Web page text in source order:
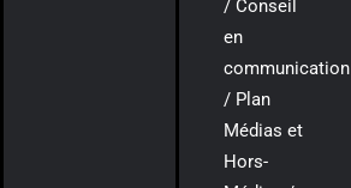
/ Conseil
en
communication
/ Plan
Médias et
Hors-